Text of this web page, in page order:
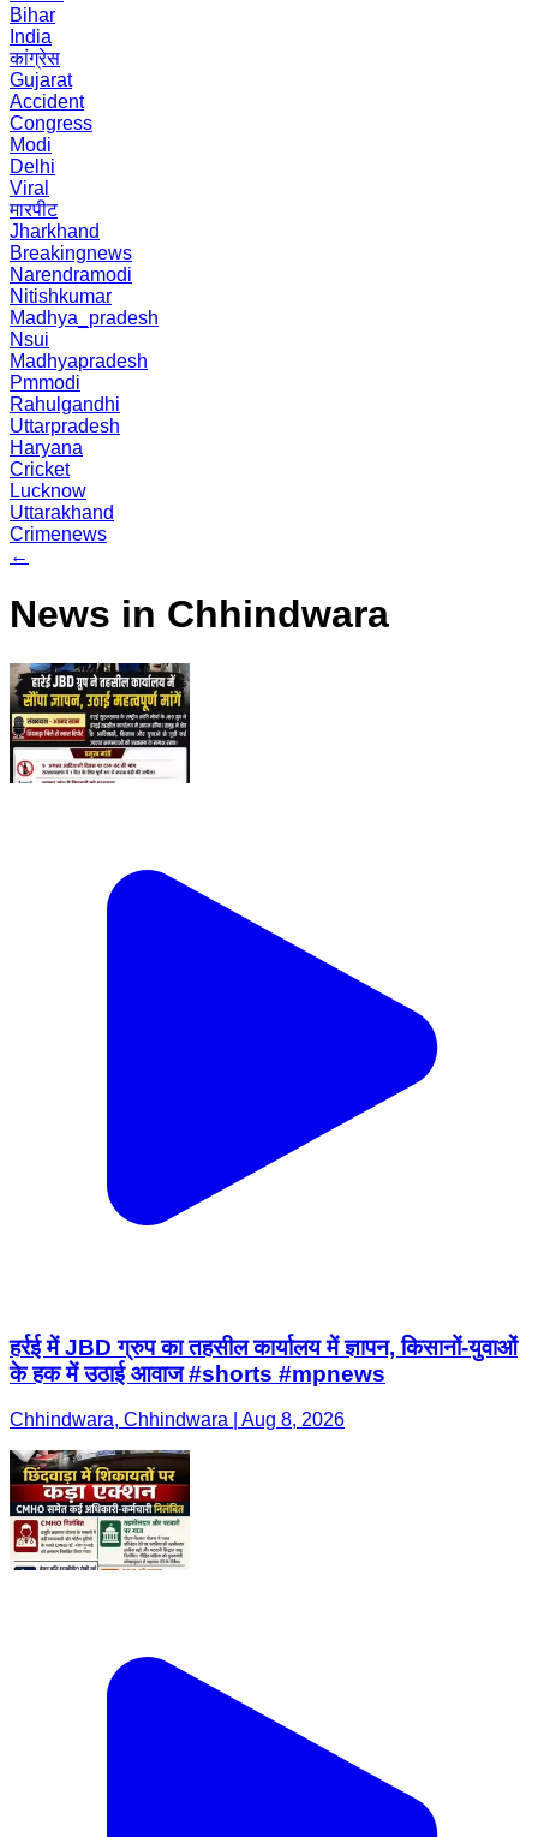
Bihar
India
कांग्रेस
Gujarat
Accident
Congress
Modi
Delhi
Viral
मारपीट
Jharkhand
Breakingnews
Narendramodi
Nitishkumar
Madhya_pradesh
Nsui
Madhyapradesh
Pmmodi
Rahulgandhi
Uttarpradesh
Haryana
Cricket
Lucknow
Uttarakhand
Crimenews
←
News in Chhindwara
हर्रई में JBD ग्रुप का तहसील कार्यालय में ज्ञापन, किसानों-युवाओं
के हक में उठाई आवाज #shorts #mpnews
Chhindwara, Chhindwara | Aug 8, 2026